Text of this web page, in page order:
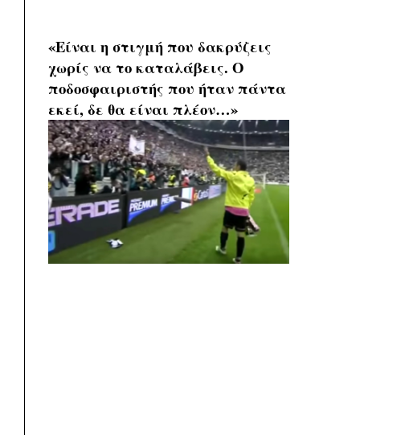
«Είναι η στιγμή που δακρύζεις
χωρίς να το καταλάβεις. Ο
ποδοσφαιριστής που ήταν πάντα
εκεί, δε θα είναι πλέον…»